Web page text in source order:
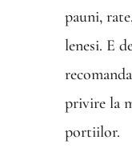
pauni,
lenesi. E
privire la
portiilor.